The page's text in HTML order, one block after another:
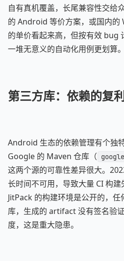
自有真机覆盖，长尾兼容性交给
的 Android 等价方案，或国内的
的单价看起来高，但按有效 bug
一堆无意义的自动化用例更划算。
第三方库：依赖的复
Android 生态的依赖管理有个独
Google 的 Maven 仓库（
这两个源的可靠性差异很大。
长时间不可用，导致大量 CI 构建
JitPack 的构建环境是公开的，
库，生成的 artifact 没有签名验
度，这是重大隐患。